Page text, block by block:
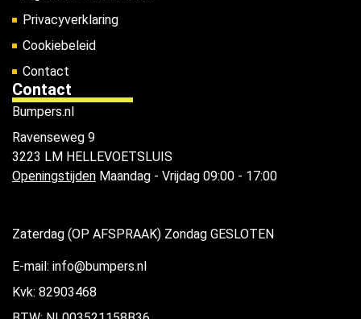
Privacyverklaring
Cookiebeleid
Contact
Contact
Bumpers.nl
Ravenseweg 9
3223 LM HELLEVOETSLUIS
Openingstijden Maandag - Vrijdag 09:00 - 17:00
Zaterdag (OP AFSPRAAK) Zondag GESLOTEN
E-mail: info@bumpers.nl
Kvk: 82903468